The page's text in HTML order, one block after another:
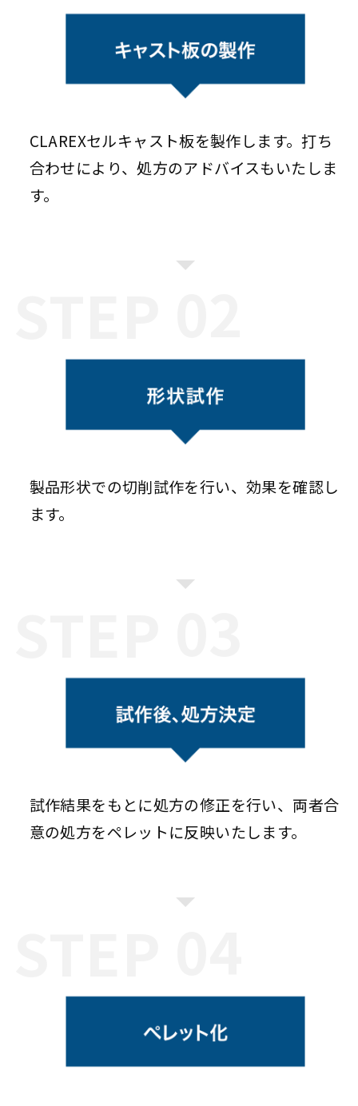
CLAREXセルキャスト板を製作します。打ち
合わせにより、処方のアドバイスもいたしま
す。
製品形状での切削試作を行い、効果を確認し
ます。
試作結果をもとに処方の修正を行い、両者合
意の処方をペレットに反映いたします。